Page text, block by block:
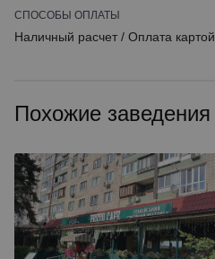
СПОСОБЫ ОПЛАТЫ
Наличный расчет / Оплата картой
Похожие заведения